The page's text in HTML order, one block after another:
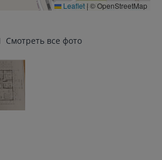
Leaflet | © OpenStreetMap
Смотреть все фото